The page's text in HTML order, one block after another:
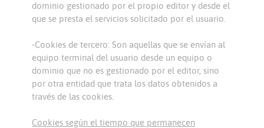
dominio gestionado por el propio editor y desde el
que se presta el servicios solicitado por el usuario.
-Cookies de tercero: Son aquellas que se envían al
equipo terminal del usuario desde un equipo o
dominio que no es gestionado por el editor, sino
por otra entidad que trata los datos obtenidos a
través de las cookies.
Cookies según el tiempo que permanecen